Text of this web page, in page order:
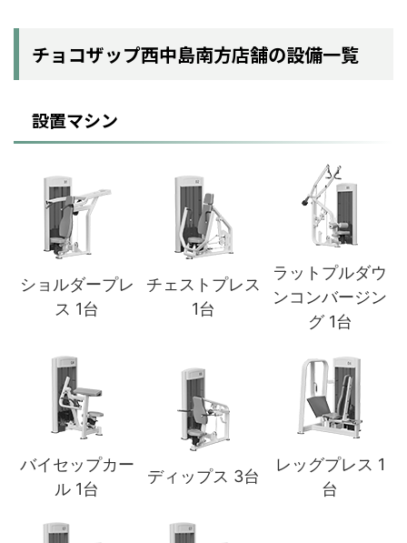
チョコザップ西中島南方店舗の設備一覧
設置マシン
ショルダープレ
ス 1台
チェストプレス
1台
ラットプルダウ
ンコンバージン
グ 1台
バイセップカー
ル 1台
ディップス 3台
レッグプレス 1
台